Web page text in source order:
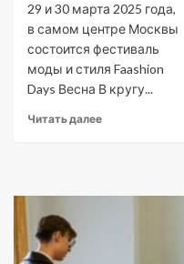
29 и 30 марта 2025 года,
в самом центре Москвы
состоится фестиваль
моды и стиля Faashion
Days Весна В кругу...
Читать далее